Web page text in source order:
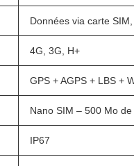
Données via carte
4G, 3G, H+
GPS + AGPS + LBS +
Nano SIM – 500 Mo
IP67